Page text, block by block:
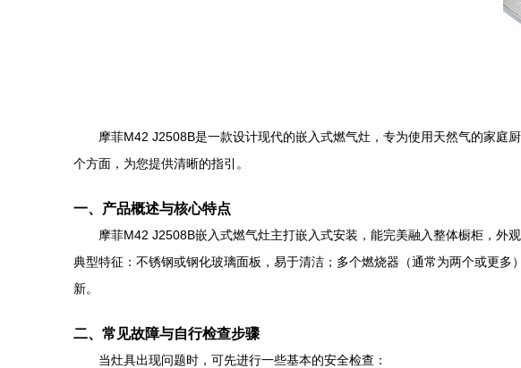
摩菲M42 J2508B是一款设计现代的嵌入式燃气灶，专为使用天然气的家庭
个方面，为您提供清晰的指引。
一、产品概述与核心特点
摩菲M42 J2508B嵌入式燃气灶主打嵌入式安装，能完美融入整体橱柜，外
典型特征：不锈钢或钢化玻璃面板，易于清洁；多个燃烧器（通常为两个或更
新。
二、常见故障与自行检查步骤
当灶具出现问题时，可先进行一些基本的安全检查：